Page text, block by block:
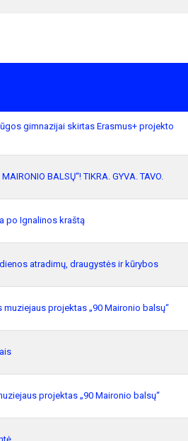
gimnazijai skirtas Erasmus+ projekto
BALSŲ“! TIKRA. GYVA. TAVO.
po Ignalinos kraštą
atradimų, draugystės ir kūrybos
projektas „90 Maironio balsų“
projektas „90 Maironio balsų“